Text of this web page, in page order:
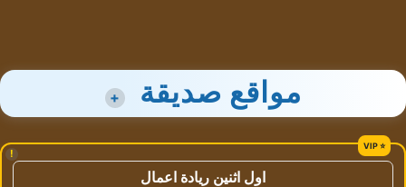
مواقع صديقة +
!
اول اثنين ريادة اعمال